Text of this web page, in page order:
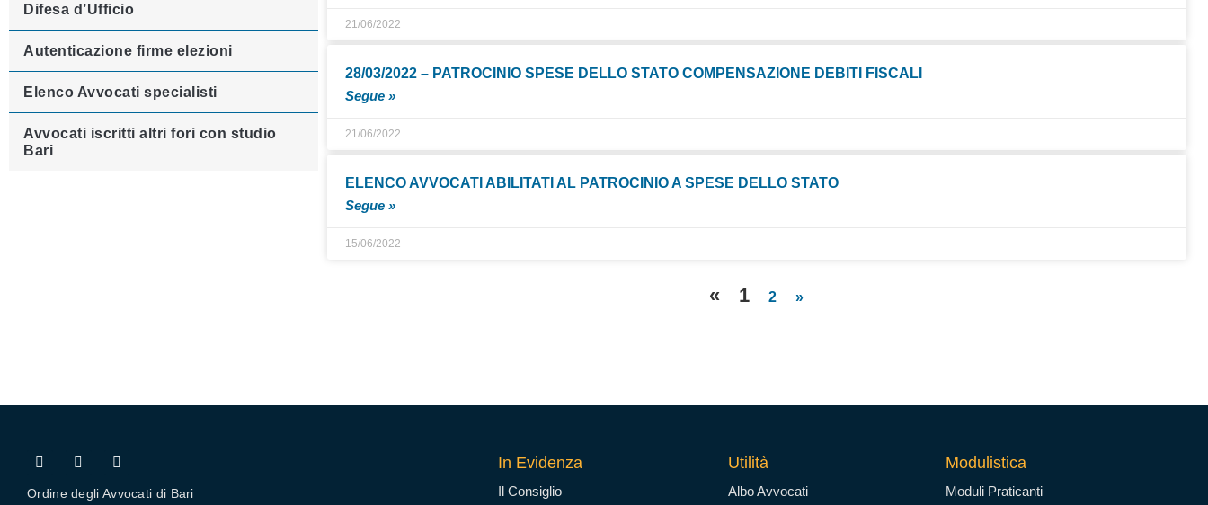
Difesa d’Ufficio
Autenticazione firme elezioni
Elenco Avvocati specialisti
Avvocati iscritti altri fori con studio
Bari
21/06/2022
28/03/2022 – PATROCINIO SPESE DELLO STATO COMPENSAZIONE DEBITI FISCALI
Segue »
21/06/2022
ELENCO AVVOCATI ABILITATI AL PATROCINIO A SPESE DELLO STATO
Segue »
15/06/2022
« 1 2 »
Ordine degli Avvocati di Bari
In Evidenza
Il Consiglio
Utilità
Albo Avvocati
Modulistica
Moduli Praticanti